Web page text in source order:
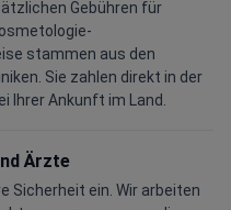
Gebühren für
stammen aus den
Sie zahlen direkt in der
Ihrer Ankunft im Land.
Ärzte
Sicherheit ein. Wir arbeiten